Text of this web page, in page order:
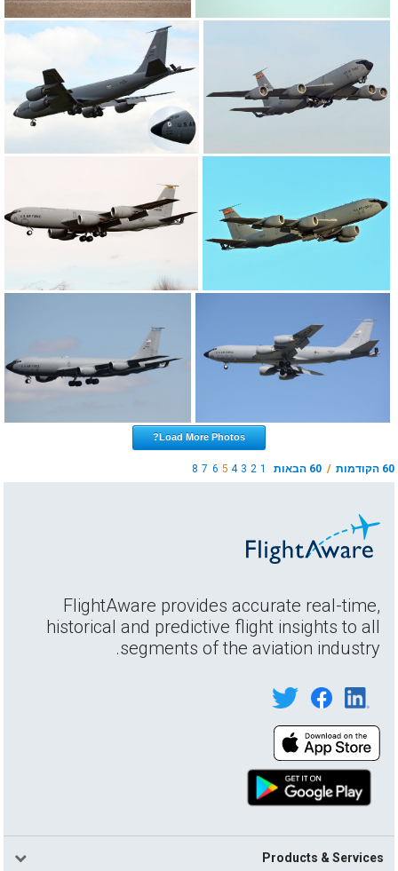
Load More Photos?
60 הקודמות /60 הבאות 1
2
3
4
6
7
8
FlightAware provides accurate real-time,
historical and predictive flight insights to all
segments of the aviation industry.
Products & Services